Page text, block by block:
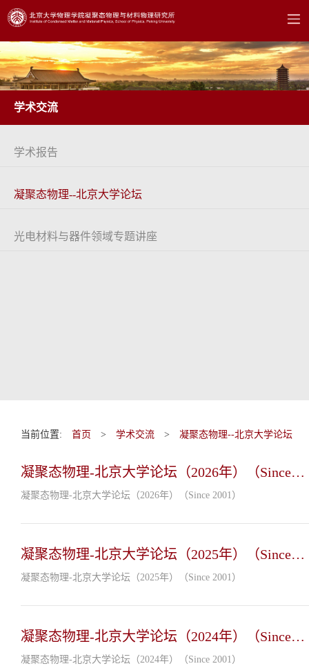
学术交流
学术报告
凝聚态物理--北京大学论坛
光电材料与器件领域专题讲座
当前位置: 首页 > 学术交流 > 凝聚态物理--北京大学论坛
凝聚态物理-北京大学论坛（2026年）（Since
2001）
凝聚态物理-北京大学论坛（2026年）（Since 2001）
凝聚态物理-北京大学论坛（2025年）（Since
2001）
凝聚态物理-北京大学论坛（2025年）（Since 2001）
凝聚态物理-北京大学论坛（2024年）（Since
2001）
凝聚态物理-北京大学论坛（2024年）（Since 2001）